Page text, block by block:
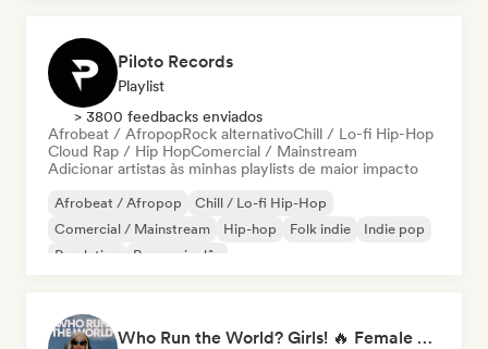
Piloto Records
Playlist
> 3800 feedbacks enviados
Afrobeat / AfropopRock alternativoChill / Lo-fi Hip-Hop
Cloud Rap / Hip HopComercial / Mainstream
Adicionar artistas às minhas playlists de maior impacto
Afrobeat / Afropop
Chill / Lo-fi Hip-Hop
Comercial / Mainstream
Hip-hop Folk indie
Indie pop
Pop latino
Rap em inglês
Who Run the World? Girls! 🔥 Female Empowerment Pop & Girl-Power Anthems